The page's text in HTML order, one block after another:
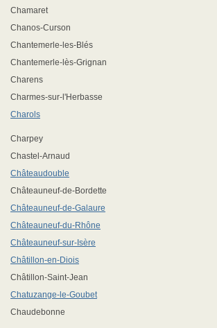
Chamaret
Chanos-Curson
Chantemerle-les-Blés
Chantemerle-lès-Grignan
Charens
Charmes-sur-l'Herbasse
Charols
Charpey
Chastel-Arnaud
Châteaudouble
Châteauneuf-de-Bordette
Châteauneuf-de-Galaure
Châteauneuf-du-Rhône
Châteauneuf-sur-Isère
Châtillon-en-Diois
Châtillon-Saint-Jean
Chatuzange-le-Goubet
Chaudebonne